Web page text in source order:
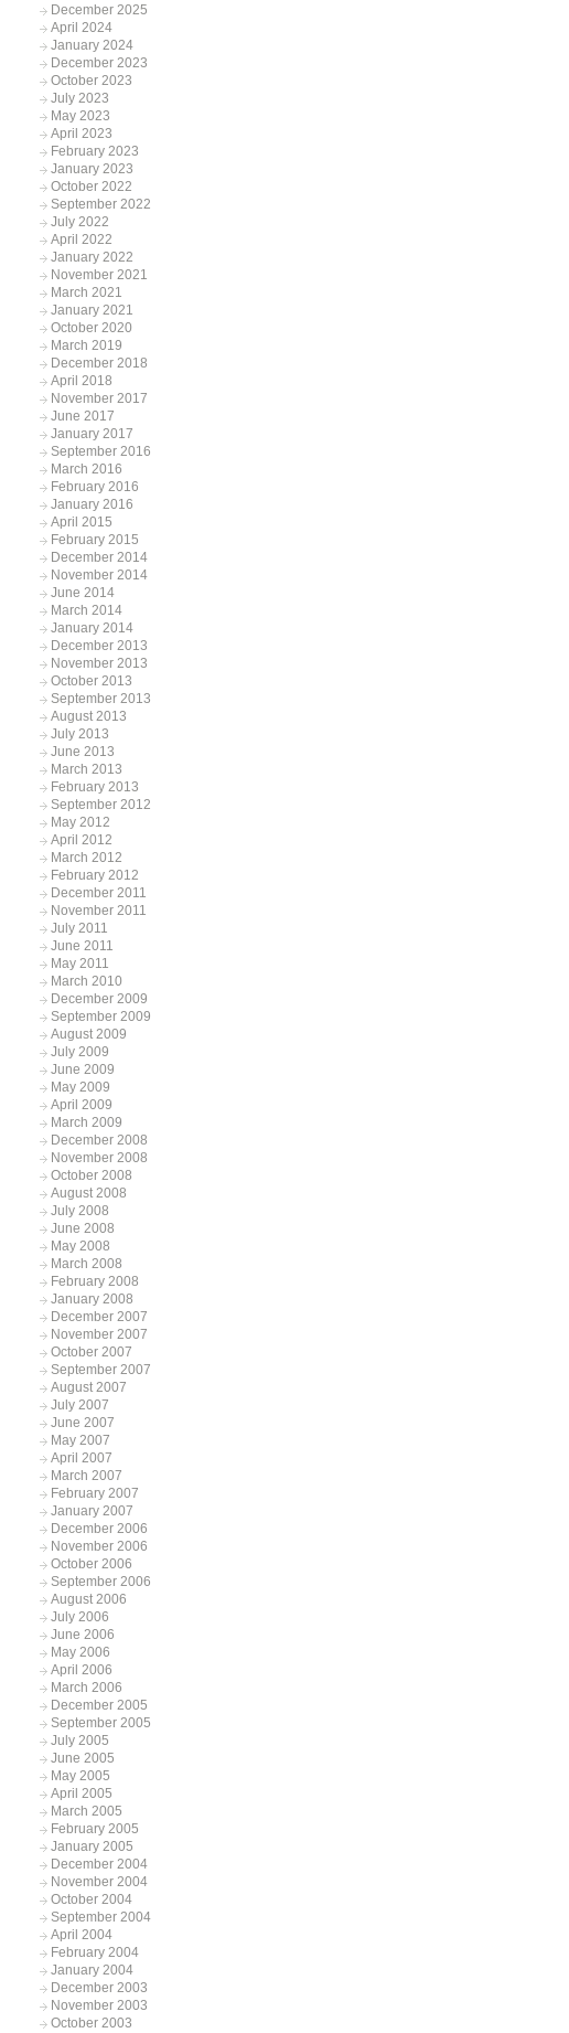
December 2025
April 2024
January 2024
December 2023
October 2023
July 2023
May 2023
April 2023
February 2023
January 2023
October 2022
September 2022
July 2022
April 2022
January 2022
November 2021
March 2021
January 2021
October 2020
March 2019
December 2018
April 2018
November 2017
June 2017
January 2017
September 2016
March 2016
February 2016
January 2016
April 2015
February 2015
December 2014
November 2014
June 2014
March 2014
January 2014
December 2013
November 2013
October 2013
September 2013
August 2013
July 2013
June 2013
March 2013
February 2013
September 2012
May 2012
April 2012
March 2012
February 2012
December 2011
November 2011
July 2011
June 2011
May 2011
March 2010
December 2009
September 2009
August 2009
July 2009
June 2009
May 2009
April 2009
March 2009
December 2008
November 2008
October 2008
August 2008
July 2008
June 2008
May 2008
March 2008
February 2008
January 2008
December 2007
November 2007
October 2007
September 2007
August 2007
July 2007
June 2007
May 2007
April 2007
March 2007
February 2007
January 2007
December 2006
November 2006
October 2006
September 2006
August 2006
July 2006
June 2006
May 2006
April 2006
March 2006
December 2005
September 2005
July 2005
June 2005
May 2005
April 2005
March 2005
February 2005
January 2005
December 2004
November 2004
October 2004
September 2004
April 2004
February 2004
January 2004
December 2003
November 2003
October 2003